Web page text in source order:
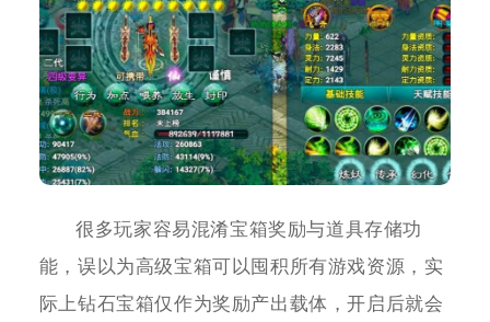
很多玩家容易混淆宝箱奖励与道具存储功
能，误以为高级宝箱可以囤积所有游戏资源，实
际上钻石宝箱仅作为奖励产出载体，开启后就会